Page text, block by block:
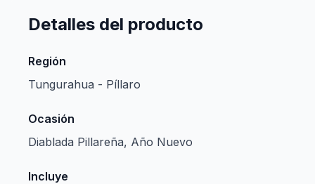
Detalles del producto
Región
Tungurahua - Píllaro
Ocasión
Diablada Pillareña, Año Nuevo
Incluye